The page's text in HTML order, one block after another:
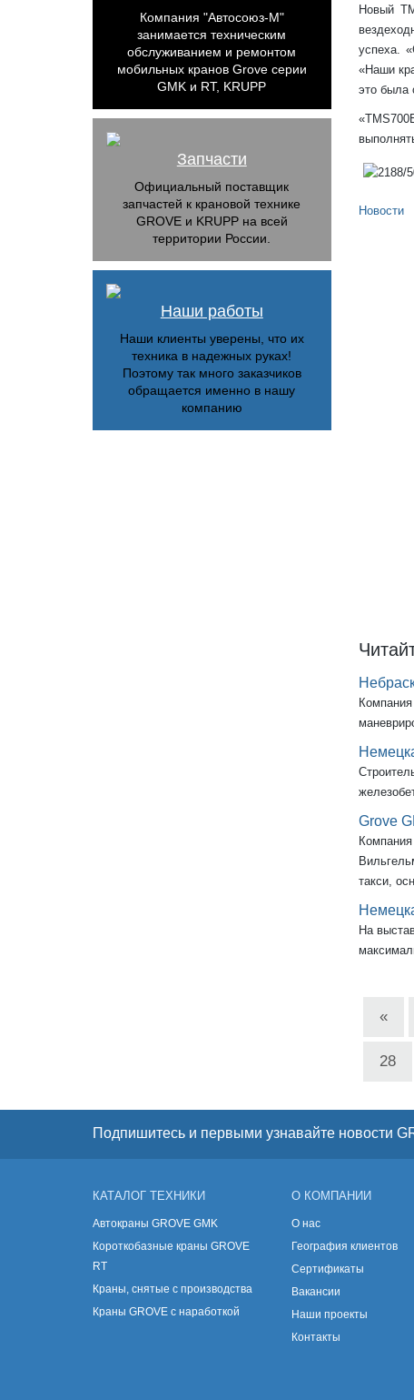
Компания "Автосоюз-М"
занимается техническим
обслуживанием и ремонтом
мобильных кранов Grove серии
GMK и RT, KRUPP
Запчасти
Официальный поставщик
запчастей к крановой технике
GROVE и KRUPP на всей
территории России.
Наши работы
Наши клиенты уверены, что их
техника в надежных руках!
Поэтому так много заказчиков
обращается именно в нашу
компанию
Новый
успеха.
«Наши
это была
Новости
Grove
такси,
На
«
28
Подпишитесь и первыми узнавайте новости
КАТАЛОГ ТЕХНИКИ
Автокраны GROVE GMK
Короткобазные краны GROVE
RT
Краны, снятые с производства
Краны GROVE с наработкой
О КОМПАНИИ
О нас
География клиентов
Сертификаты
Вакансии
Наши проекты
Контакты